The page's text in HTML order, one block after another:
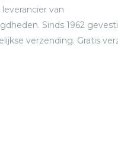
van
Sinds 1962
verzending. Gratis